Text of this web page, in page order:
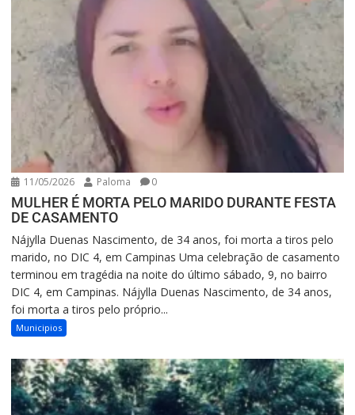
11/05/2026 Paloma 0
MULHER É MORTA PELO MARIDO DURANTE FESTA
DE CASAMENTO
Nájylla Duenas Nascimento, de 34 anos, foi morta a tiros pelo
marido, no DIC 4, em Campinas Uma celebração de casamento
terminou em tragédia na noite do último sábado, 9, no bairro
DIC 4, em Campinas. Nájylla Duenas Nascimento, de 34 anos,
foi morta a tiros pelo próprio...
Municipios